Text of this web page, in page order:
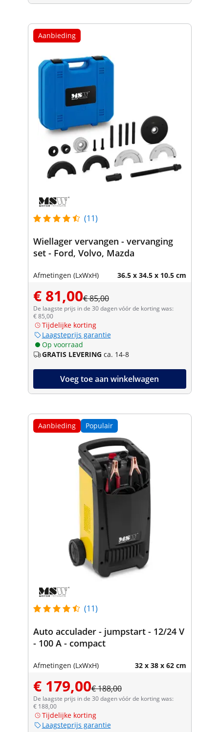
Aanbieding
(11)
Wiellager vervangen - vervanging
set - Ford, Volvo, Mazda
Afmetingen (LxWxH) 36.5 x 34.5 x 10.5 cm
€ 81,00€ 85,00
De laagste prijs in de 30 dagen vóór de korting was:
€ 85,00
Tijdelijke korting
Laagsteprijs garantie
Op voorraad
GRATIS LEVERING ca. 14-8
Voeg toe aan winkelwagen
Aanbieding Populair
(11)
Auto acculader - jumpstart - 12/24 V
- 100 A - compact
Afmetingen (LxWxH) 32 x 38 x 62 cm
€ 179,00€ 188,00
De laagste prijs in de 30 dagen vóór de korting was:
€ 188,00
Tijdelijke korting
Laagsteprijs garantie